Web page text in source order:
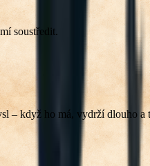
soustředit.
– když ho má, vydrží dlouho a